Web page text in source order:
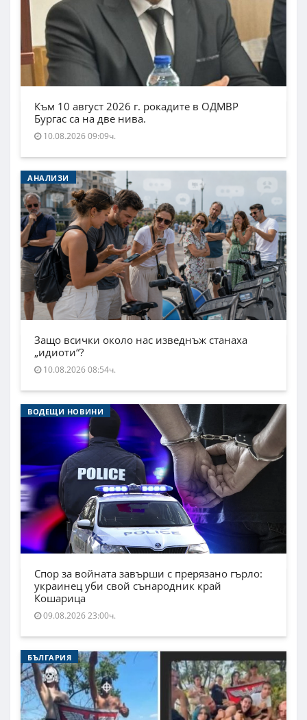
Към 10 август 2026 г. рокадите в ОДМВР
Бургас са на две нива.
10.08.2026 09:09ч.
АНАЛИЗИ
Защо всички около нас изведнъж станаха
„идиоти“?
10.08.2026 08:54ч.
ВОДЕЩИ НОВИНИ
Спор за войната завърши с прерязано гърло:
украинец уби свой сънародник край
Кошарица
09.08.2026 23:00ч.
БЪЛГАРИЯ